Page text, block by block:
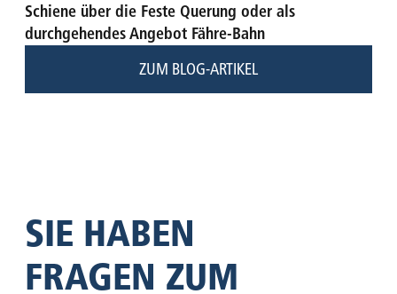
Schiene über die Feste Querung oder als
durchgehendes Angebot Fähre-Bahn
ZUM BLOG-ARTIKEL
SIE HABEN
FRAGEN ZUM